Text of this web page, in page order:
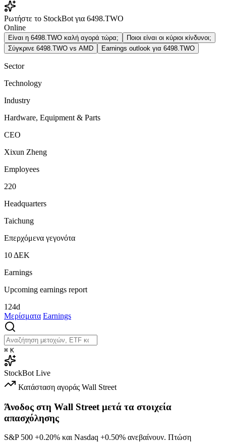
Ρωτήστε το StockBot για 6498.TWO
Online
Είναι η 6498.TWO καλή αγορά τώρα;
Ποιοι είναι οι κύριοι κίνδυνοι;
Σύγκρινε 6498.TWO vs AMD
Earnings outlook για 6498.TWO
Sector
Technology
Industry
Hardware, Equipment & Parts
CEO
Xixun Zheng
Employees
220
Headquarters
Taichung
Επερχόμενα γεγονότα
10 ΔΕΚ
Earnings
Upcoming earnings report
124d
Μερίσματα Earnings
⌘ K
StockBot Live
Κατάσταση αγοράς Wall Street
Άνοδος στη Wall Street μετά τα στοιχεία
απασχόλησης
S&P 500 +0.20% και Nasdaq +0.50% ανεβαίνουν. Πτώση